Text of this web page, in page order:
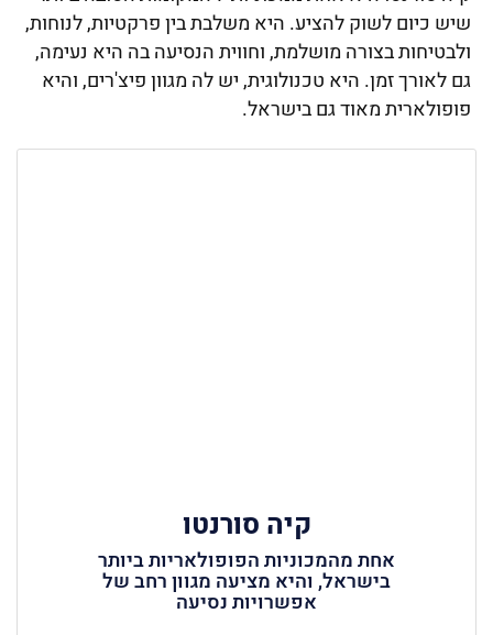
שיש כיום לשוק להציע. היא משלבת בין פרקטיות, לנוחות,
ולבטיחות בצורה מושלמת, וחווית הנסיעה בה היא נעימה,
גם לאורך זמן. היא טכנולוגית, יש לה מגוון פיצ'רים, והיא
פופולארית מאוד גם בישראל.
קיה סורנטו
אחת מהמכוניות הפופולאריות ביותר
בישראל, והיא מציעה מגוון רחב של
אפשרויות נסיעה